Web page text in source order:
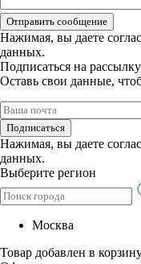
Отправить сообщение
Нажимая, вы даете
данных.
Подписаться на рассылку
Оставь свои данные,
Подписаться
Нажимая, вы даете
данных.
Выберите регион
Москва
Товар добавлен в